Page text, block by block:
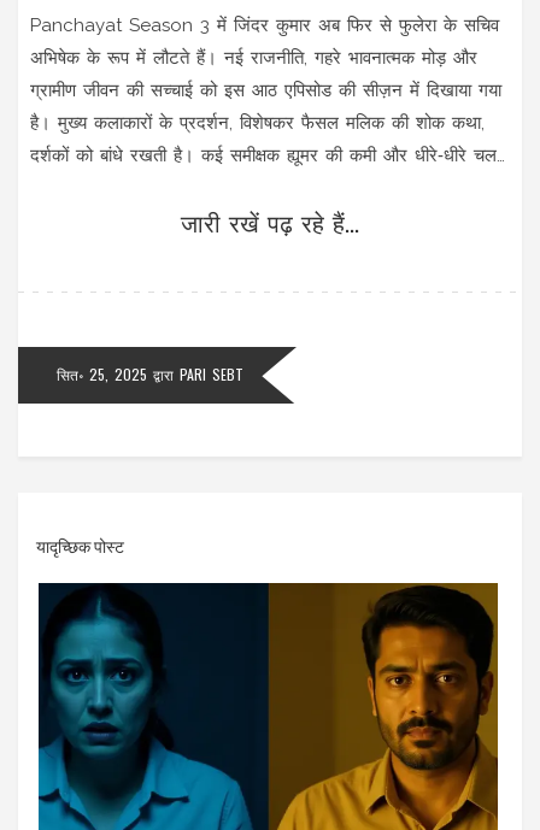
Panchayat Season 3 में जिंदर कुमार अब फिर से फुलेरा के सचिव
अभिषेक के रूप में लौटते हैं। नई राजनीति, गहरे भावनात्मक मोड़ और
ग्रामीण जीवन की सच्चाई को इस आठ एपिसोड की सीज़न में दिखाया गया
है। मुख्य कलाकारों के प्रदर्शन, विशेषकर फैसल मलिक की शोक कथा,
दर्शकों को बांधे रखती है। कई समीक्षक ह्यूमर की कमी और धीरे‑धीरे चलती
संदेश की सराहना सर्वत्र है।जारी रखें पढ़ रहे हैं...
सित॰ 25, 2025 द्वारा PARI SEBT
यादृच्छिक पोस्ट